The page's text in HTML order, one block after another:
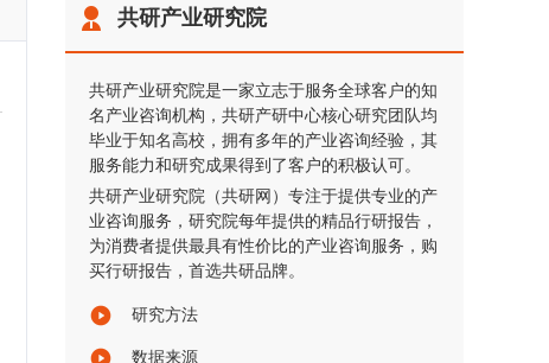
共研产业研究院
共研产业研究院是一家立志于服务全球客户的知
名产业咨询机构，共研产研中心核心研究团队均
毕业于知名高校，拥有多年的产业咨询经验，其
服务能力和研究成果得到了客户的积极认可。
共研产业研究院（共研网）专注于提供专业的产
业咨询服务，研究院每年提供的精品行研报告，
为消费者提供最具有性价比的产业咨询服务，购
买行研报告，首选共研品牌。
研究方法
数据来源